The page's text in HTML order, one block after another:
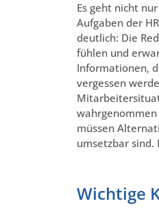
Es geht nicht
Aufgaben der
deutlich: Die
fühlen und
Informationen,
vergessen
wahrgenommen
müssen
umsetzbar sind.
Wichtige